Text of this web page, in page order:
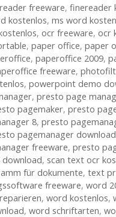
freeware, finereader
kostenlos, ms word
, ocr freeware, ocr
, paper office, paper
, paperoffice 2009,
freeware,
, powerpoint demo
, presto page
pagemaker, presto
8, presto
pagemanager
freeware, presto
, scan text ocr
für dokumente, text
freeware, word
, word kostenlos,
, word schriftarten,